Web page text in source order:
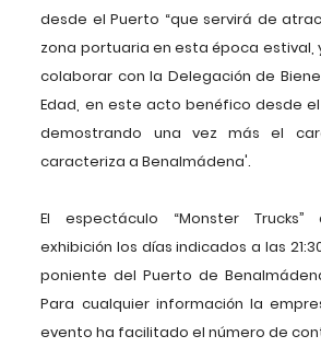
desde el Puerto “que servirá de
zona portuaria en esta época
colaborar con la Delegación de
Edad, en este acto benéfico desde
demostrando una vez más el
caracteriza a Benalmádena'.
El espectáculo “Monster
exhibición los días indicados a las
poniente del Puerto de
Para cualquier información la
evento ha facilitado el número de